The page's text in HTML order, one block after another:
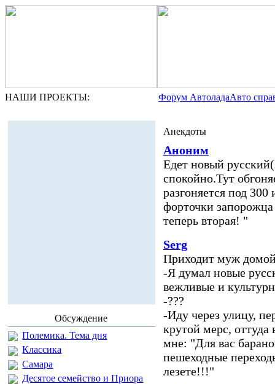
НАШИ ПРОЕКТЫ: Форум АвтоладаАвто
Обсуждение
Полемика. Тема дня
Классика
Самара
Десятое семейство и Приора
Анекдоты
Аноним
Едет новый
спокойно.Тут
разгоняется под
форточки
теперь вторая! "
Serg
Приходит муж
-Я думал новые
вежливые и
-???
-Иду через улицу,
крутой мерс,
мне: "Для вас
пешеходные
лезете!!!"